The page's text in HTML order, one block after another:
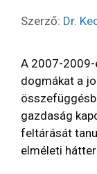
Szerző: Dr.
A 2007-2009-
dogmákat a
gazdaság
feltárását
elméleti